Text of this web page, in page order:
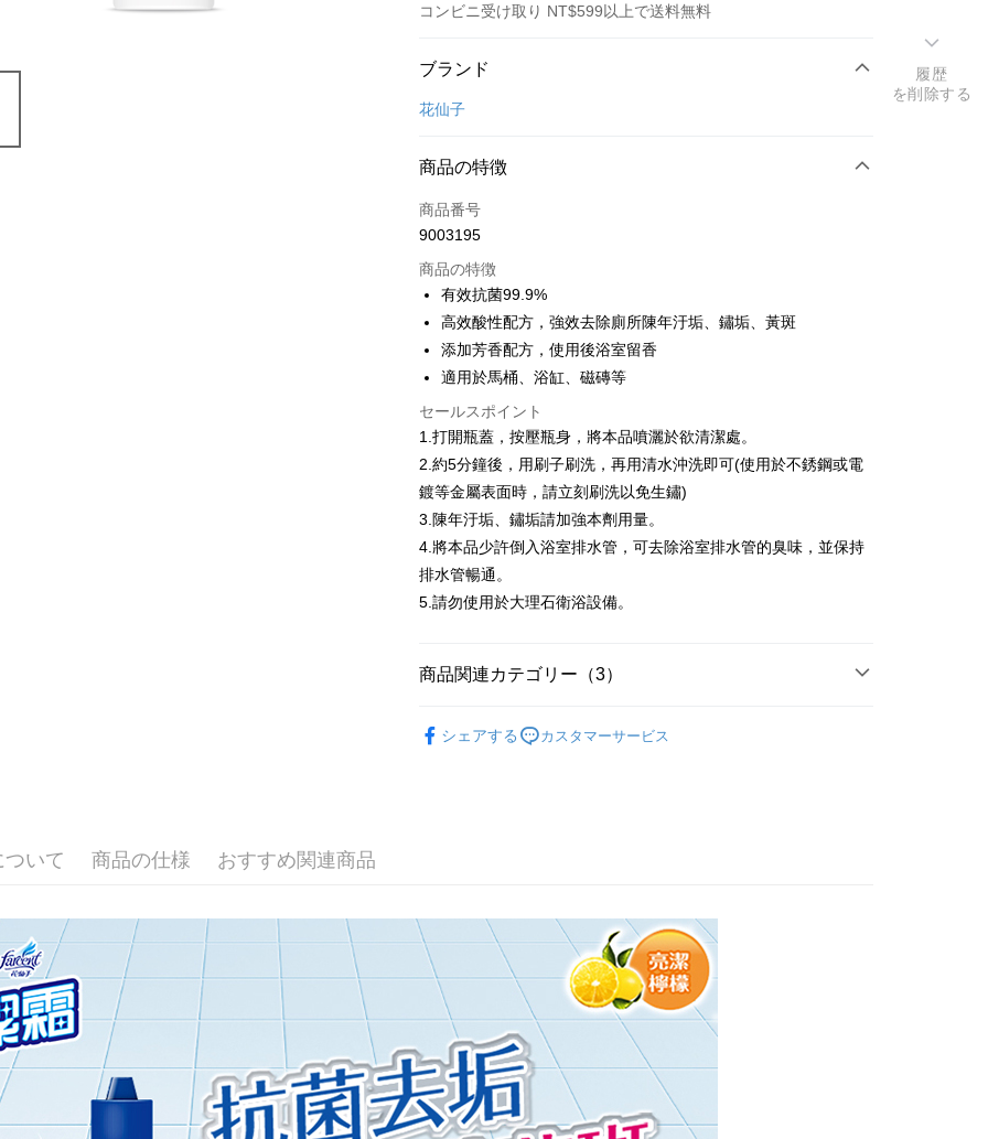
コンビニ受け取り NT$599以上で送料無料
お支払い方法
クレジットカード1回払い
Apple Pay
JKOPAY
Google Pay
説明
一、 AFTEE代金後払いについて
1.お支払い方法でAFTEE代金後払いを選択すると、携帯電話認証ウィン
2.SMSで認証してお支払い手続を進めてください。
3.注文するときのお支払いは不要です。商品はご指定の住所に配送されま
す。
4.ご注文が完了すると、携帯に支払い通知のSMSが届きます。アプリ会
員の場合は、AFTEE アプリプッシュ通知が届きます。
5.商品受け取り時のお支払いは不要です。商品を確かめてから、SMSま
代金納付期限は最短で 14 日以内ですので、ご注意ください。AFTEE ア
き、限度額が設定されます。
2.決済金額は最低NT$20です。
3.現在、台湾の会員のみご利用いただけます。
三、利用規約「AFTEE代金後払い」（以下当サービスという）はネット
プロテクションズ（以下 AFTEE という）が提供し、AFTEEが代金を徴収
します。当サービスご利用の際に提供しなければならない個人情報（注
文者の氏名、電話番号、受取人の氏名、電話番号、受取人住所を含むが
これに限らない）は、AFTEEに渡され当サービスで必要な範囲内で利用
されます。AFTEEの個人情報の収集、処理、利用について、詳細は
AFTEE公式ホームページの『個人情報の収集、処理及び利用に関する声
明』をご参照ください（https://aftee.tw/privacypolicy/
ATM払い
配送方法
全家取貨付款
配送毎にNT$60、NT$599以上で送料無料
配送毎にNT$60、NT$599以上で送料無料
配送毎にNT$60、NT$599以上で送料無料
ブランド
花仙子
商品の特徴
商品番号
9003195
商品の特徴
有效抗菌99.9%
高效酸性配方，強效去除廁所陳年汙垢、鏽垢、黃斑
添加芳香配方，使用後浴室留香
適用於馬桶、浴缸、磁磚等
セールスポイント
1.打開瓶蓋，按壓瓶身，將本品噴灑於欲清潔處。
2.約5分鐘後，用刷子刷洗，再用清水沖洗即可(使用於不銹鋼或電
鍍等金屬表面時，請立刻刷洗以免生鏽)
3.陳年汙垢、鏽垢請加強本劑用量。
4.將本品少許倒入浴室排水管，可去除浴室排水管的臭味，並保持
排水管暢通。
5.請勿使用於大理石衛浴設備。
商品関連カテゴリー（3）
シェアする カスタマーサービス
いて 商品の仕様 おすすめ関連商品
履歴
を削除する